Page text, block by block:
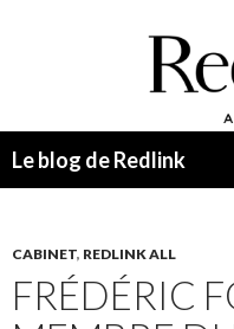
Le blog de Redlink
CABINET, REDLINK ALL
FRÉDÉRIC